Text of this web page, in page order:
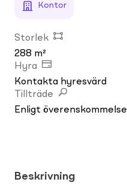
Kontor
Storlek
288 m²
Hyra
Kontakta hyresvärd
Tillträde
Enligt överenskommelse
Beskrivning